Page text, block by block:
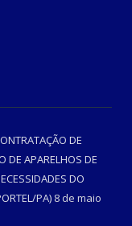
DE
DE APARELHOS DE
DO
PA) 8 de maio